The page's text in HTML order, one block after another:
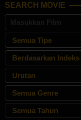
SEARCH MOVIE